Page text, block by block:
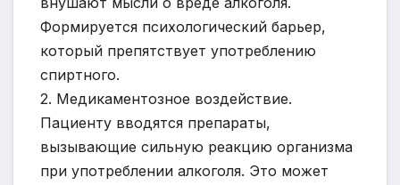
Формируется психологический барьер,
который препятствует употреблению
спиртного.
2. Медикаментозное воздействие.
Пациенту вводятся препараты,
вызывающие сильную реакцию организма
при употреблении алкоголя. Это может